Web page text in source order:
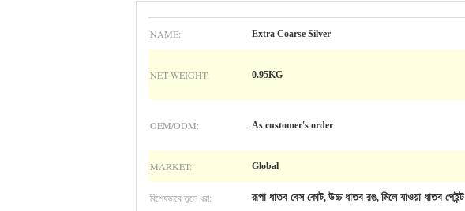
NAME: Extra Coarse Silver
NET WEIGHT: 0.95KG
OEM/ODM: As customer's order
MARKET: Global
বিশেষভাবে তুলে ধরা: রূপা ধাতব বেস কোট, উচ্চ ধাতব রঙ, মিলে যাওয়া ধাতব পেইন্ট